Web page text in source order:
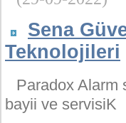
Sena
Teknolojileri
Paradox Alarm
bayii ve servisiK